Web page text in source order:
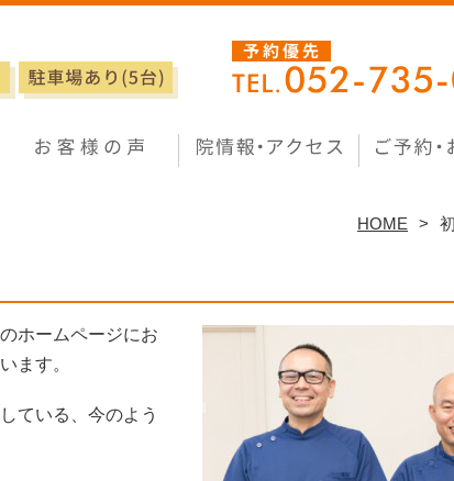
HOME
ホームページにお
ます。
ている、今のよう